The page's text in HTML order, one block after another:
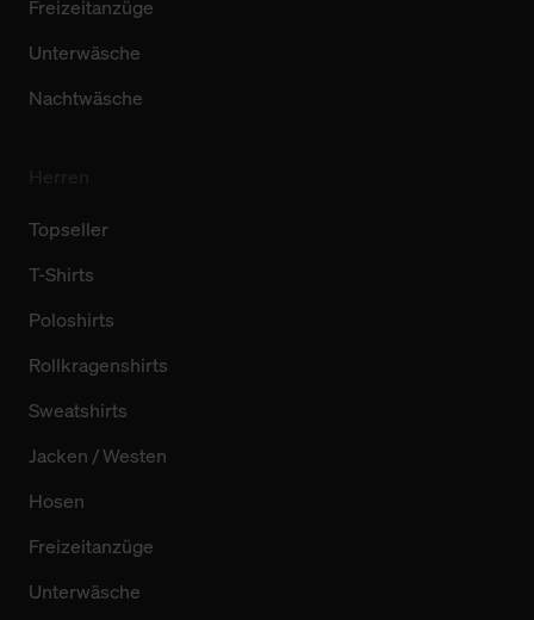
Freizeitanzüge
Unterwäsche
Nachtwäsche
Topseller
T-Shirts
Poloshirts
Rollkragenshirts
Sweatshirts
Jacken / Westen
Hosen
Freizeitanzüge
Unterwäsche